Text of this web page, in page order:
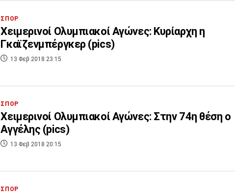
ΣΠΟΡ
Χειμερινοί Ολυμπιακοί Αγώνες: Κυρίαρχη η
Γκαϊζενμπέργκερ (pics)
13 Φεβ 2018 23:15
ΣΠΟΡ
Χειμερινοί Ολυμπιακοί Αγώνες: Στην 74η θέση ο
Αγγέλης (pics)
13 Φεβ 2018 20:15
ΣΠΟΡ